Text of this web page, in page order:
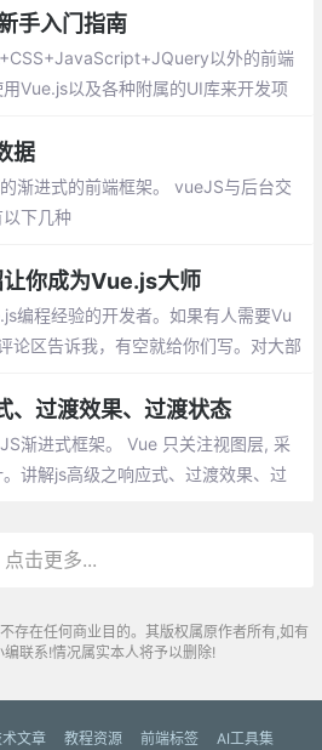
js方法
手入门指南
以外的前端
Vue.js以及各种附属的UI库来开发项
据
渐进式的前端框架。 vueJS与后台交
下几种
你成为Vue.js大师
编程经验的开发者。如果有人需要Vu
论区告诉我，有空就给你们写。对大部
、过渡效果、过渡状态
渐进式框架。 Vue 只关注视图层, 采
讲解js高级之响应式、过渡效果、过
点击更多...
存在任何商业目的。其版权属原作者所有,如有
联系!情况属实本人将予以删除!
文章 教程资源 前端标签 AI工具集